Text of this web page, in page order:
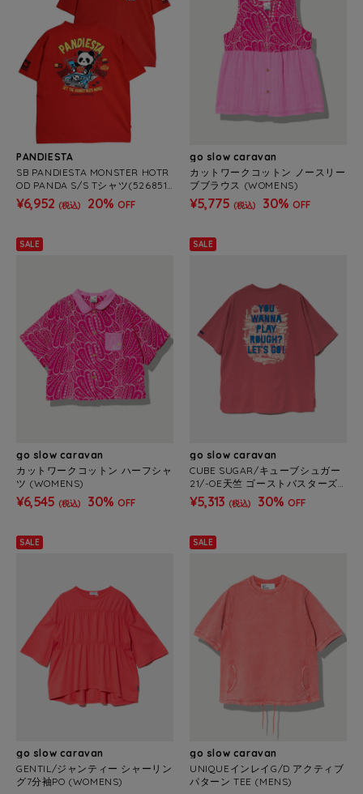
PANDIESTA
SB PANDIESTA MONSTER HOTR
OD PANDA S/S Tシャツ(526851
MENS/WOMENS）
¥6,952 (税込) 20% OFF
go slow caravan
カットワークコットン ノースリー
ブブラウス (WOMENS)
¥5,775 (税込) 30% OFF
SALE
go slow caravan
カットワークコットン ハーフシャ
ツ (WOMENS)
¥6,545 (税込) 30% OFF
SALE
go slow caravan
CUBE SUGAR/キューブシュガー
21/-OE天竺 ゴーストバスターズT
EE (WOMENS)
¥5,313 (税込) 30% OFF
SALE
go slow caravan
GENTIL/ジャンティー シャーリン
グ7分袖PO (WOMENS)
SALE
go slow caravan
UNIQUEインレイG/D アクティブ
パターン TEE (MENS)